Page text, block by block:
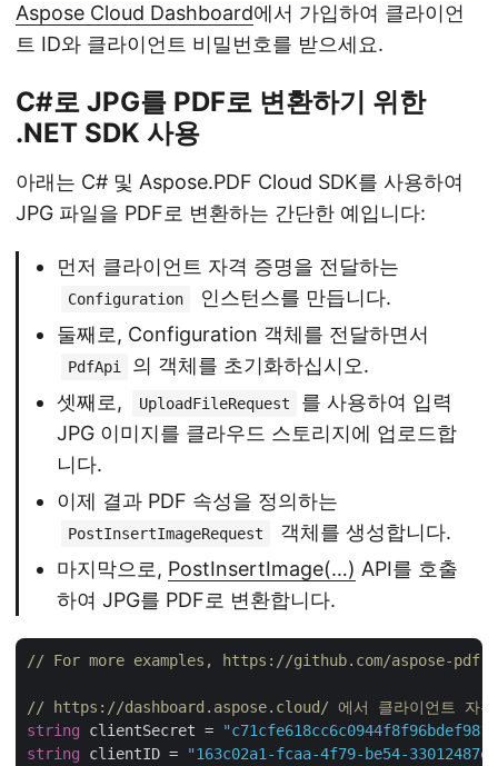
Aspose Cloud Dashboard에서 가입하여 클라이언
트 ID와 클라이언트 비밀번호를 받으세요.
C#로 JPG를 PDF로 변환하기 위한
.NET SDK 사용
아래는 C# 및 Aspose.PDF Cloud SDK를 사용하여
JPG 파일을 PDF로 변환하는 간단한 예입니다:
먼저 클라이언트 자격 증명을 전달하는
Configuration
인스턴스를 만듭니다.
둘째로, Configuration 객체를 전달하면서
PdfApi
의 객체를 초기화하십시오.
셋째로,
UploadFileRequest
를 사용하여 입력
JPG 이미지를 클라우드 스토리지에 업로드합
니다.
이제 결과 PDF 속성을 정의하는
PostInsertImageRequest
객체를 생성합니다.
마지막으로, PostInsertImage(…) API를 호출
하여 JPG를 PDF로 변환합니다.
// For more examples, https://github.com/aspose-pdf-
// https://dashboard.aspose.cloud/ 에서 클라이언트 자격
string clientSecret =
string clientID = "163c02a1-fcaa-4f79-be54-